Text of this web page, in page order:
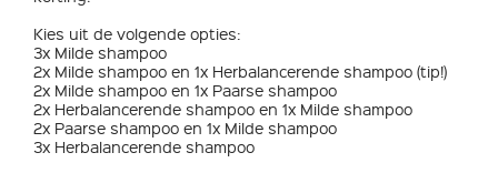
Kies uit de volgende opties:
3x Milde shampoo
2x Milde shampoo en 1x Herbalancerende shampoo (tip!)
2x Milde shampoo en 1x Paarse shampoo
2x Herbalancerende shampoo en 1x Milde shampoo
2x Paarse shampoo en 1x Milde shampoo
3x Herbalancerende shampoo